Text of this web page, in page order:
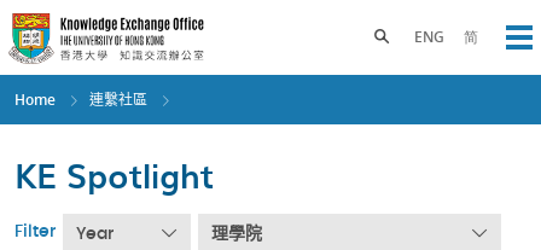
Skip
to
main
content
ENG 简
Toggle search panel
Home 連繫社區
KE Spotlight
Filter Year 理學院